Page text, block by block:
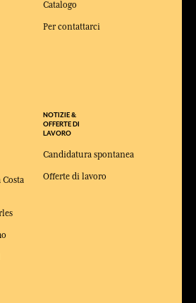
Catalogo
Per contattarci
NOTIZIE &
OFFERTE DI
LAVORO
Candidatura spontanea
Offerte di lavoro